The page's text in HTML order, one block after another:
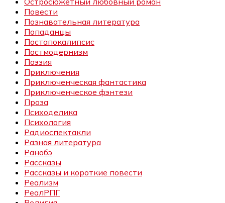
Повести
Познавательная литература
Попаданцы
Постапокалипсис
Постмодернизм
Поэзия
Приключения
Приключенческая фантастика
Приключенческое фэнтези
Проза
Психоделика
Психология
Радиоспектакли
Разная литература
Ранобэ
Рассказы
Рассказы и короткие повести
Реализм
РеалРПГ